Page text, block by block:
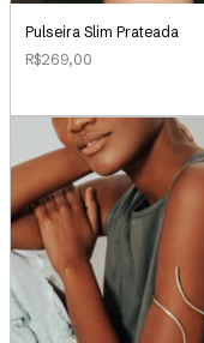
Pulseira Slim Prateada
R$269,00